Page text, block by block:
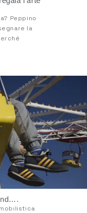
Peppino
la